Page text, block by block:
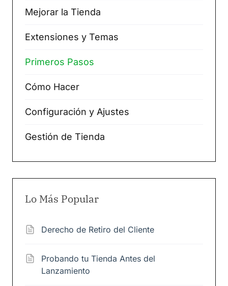
Mejorar la Tienda
Extensiones y Temas
Primeros Pasos
Cómo Hacer
Configuración y Ajustes
Gestión de Tienda
Lo Más Popular
Derecho de Retiro del Cliente
Probando tu Tienda Antes del
Lanzamiento